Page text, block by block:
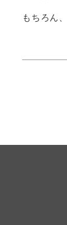
もちろん